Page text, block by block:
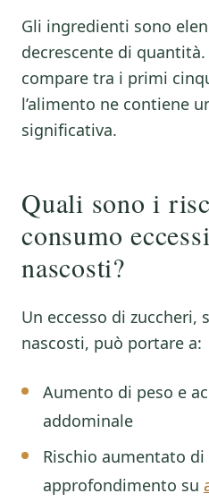
Gli ingredienti sono
decrescente di
compare tra i primi
l’alimento ne contiene
significativa.
Quali sono i
consumo
nascosti?
Un eccesso di
nascosti, può portare a:
Aumento di peso e
addominale
Rischio aumentato
approfondimento su